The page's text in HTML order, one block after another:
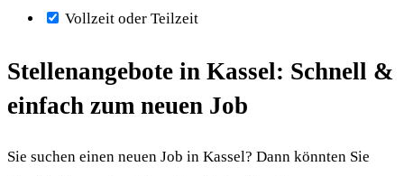
Vollzeit oder Teilzeit
Stellenangebote in Kassel: Schnell &
einfach zum neuen Job
Sie suchen einen neuen Job in Kassel? Dann könnten Sie